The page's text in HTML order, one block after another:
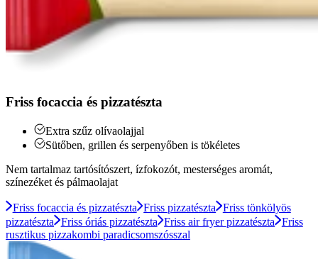
Friss focaccia és pizzatészta
Extra szűz olívaolajjal
Sütőben, grillen és serpenyőben is tökéletes
Nem tartalmaz tartósítószert, ízfokozót, mesterséges aromát,
színezéket és pálmaolajat
Friss focaccia és pizzatészta Friss pizzatészta Friss tönkölyös
pizzatészta
Friss óriás pizzatészta Friss air fryer pizzatészta Friss
rusztikus pizzakombi paradicsomszósszal